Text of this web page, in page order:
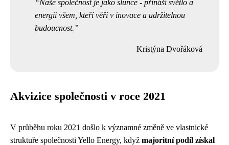
Naše společnost je jako slunce - přináší světlo a
energii všem, kteří věří v inovace a udržitelnou
budoucnost.
Kristýna Dvořáková
Akvizice společnosti v roce 2021
V průběhu roku 2021 došlo k významné změně ve vlastnické
struktuře společnosti Yello Energy, když majoritní podíl získal